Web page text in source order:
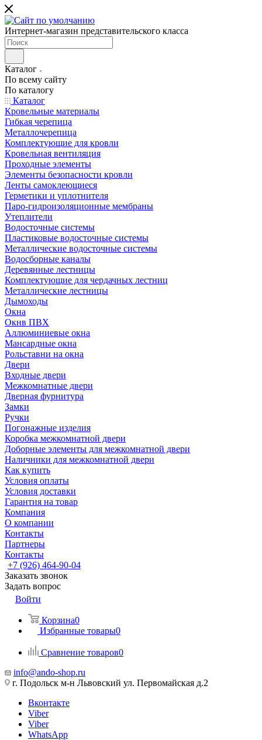
Интернет-магазин представительского класса
Каталог
По всему сайту
По каталогу
Каталог
Кровельные материалы
Гибкая черепица
Металлочерепица
Комплектующие для кровли
Кровельная вентиляция
Проходные элементы
Элементы безопасности кровли
Ленты самоклеющиеся
Герметики и уплотнителя
Паро-гидроизоляционные мембраны
Утеплители
Водосточные системы
Пластиковые водосточные системы
Металлические водосточные системы
Водосборные каналы
Деревянные лестницы
Комплектующие для чердачных лестниц
Металлические лестницы
Дымоходы
Окна
Окнв ПВХ
Аллюминиевые окна
Мансардные окна
Рольставни на окна
Двери
Входные двери
Межкомнатные двери
Дверная фурнитура
Замки
Ручки
Погонажные изделия
Коробка межкомнатной двери
Доборные элементы для межкомнатной двери
Наличники для межкомнатной двери
Как купить
Условия оплаты
Условия доставки
Гарантия на товар
Компания
О компании
Контакты
Партнеры
Контакты
+7 (926) 464-90-04
Заказать звонок
Задать вопрос
Войти
Корзина0
Избранные товары0
Сравнение товаров0
info@ando-shop.ru
г. Подольск м-н Львовский ул. Первомайская д.2
Вконтакте
Viber
Viber
WhatsApp